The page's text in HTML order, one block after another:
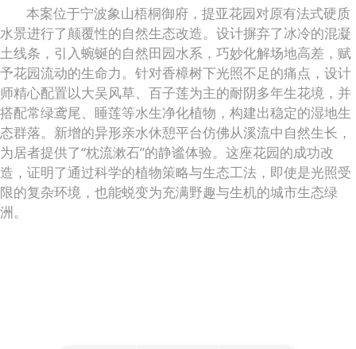
本案位于宁波象山梧桐御府，提亚花园对原有法式硬质
水景进行了颠覆性的自然生态改造。设计摒弃了冰冷的混凝
土线条，引入蜿蜒的自然田园水系，巧妙化解场地高差，赋
予花园流动的生命力。针对香樟树下光照不足的痛点，设计
师精心配置以大吴风草、百子莲为主的耐阴多年生花境，并
搭配常绿鸢尾、睡莲等水生净化植物，构建出稳定的湿地生
态群落。新增的异形亲水休憩平台仿佛从溪流中自然生长，
为居者提供了“枕流漱石”的静谧体验。这座花园的成功改
造，证明了通过科学的植物策略与生态工法，即使是光照受
限的复杂环境，也能蜕变为充满野趣与生机的城市生态绿
洲。